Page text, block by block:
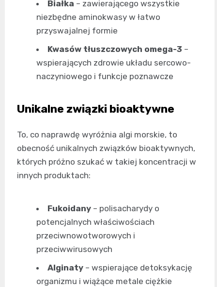
Białka – zawierającego wszystkie
niezbędne aminokwasy w łatwo
przyswajalnej formie
Kwasów tłuszczowych omega-3 –
wspierających zdrowie układu sercowo-
naczyniowego i funkcje poznawcze
Unikalne związki bioaktywne
To, co naprawdę wyróżnia algi morskie, to
obecność unikalnych związków bioaktywnych,
których próżno szukać w takiej koncentracji w
innych produktach:
Fukoidany – polisacharydy o
potencjalnych właściwościach
przeciwnowotworowych i
przeciwwirusowych
Alginaty – wspierające detoksykację
organizmu i wiążące metale ciężkie